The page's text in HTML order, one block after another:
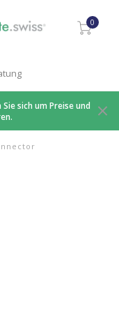
0
sich um Preise und